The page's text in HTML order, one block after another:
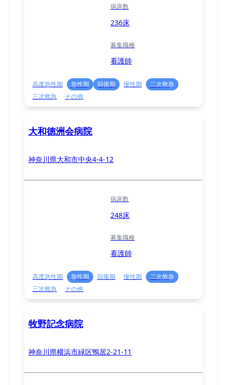
病床数
236床
募集職種
看護師
高度急性期 急性期 回復期 慢性期
二次救急
三次救急
その他
大和徳洲会病院
神奈川県大和市中央4-4-12
病床数
248床
募集職種
看護師
高度急性期 急性期 回復期 慢性期
二次救急
三次救急
その他
牧野記念病院
神奈川県横浜市緑区鴨居2-21-11